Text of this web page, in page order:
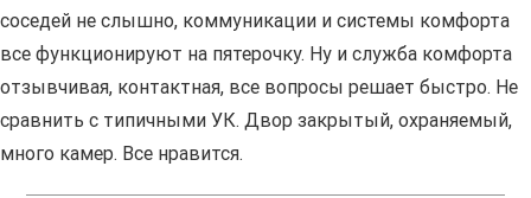
соседей не слышно, коммуникации и системы комфорта
все функционируют на пятерочку. Ну и служба комфорта
отзывчивая, контактная, все вопросы решает быстро. Не
сравнить с типичными УК. Двор закрытый, охраняемый,
много камер. Все нравится.